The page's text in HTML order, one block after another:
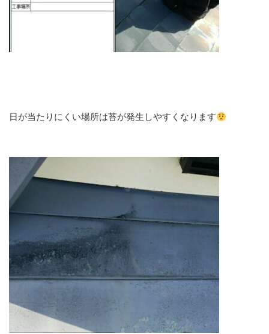
日が当たりにくい場所は苔が発生しやすくなります